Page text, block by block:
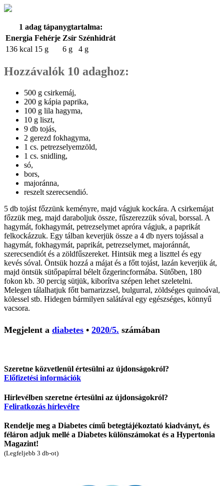
1 adag tápanygtartalma:
Energia Fehérje Zsír Szénhidrát
136 kcal 15 g 6 g 4 g
Hozzávalók 10 adaghoz:
500 g csirkemáj,
200 g kápia paprika,
100 g lila hagyma,
10 g liszt,
9 db tojás,
2 gerezd fokhagyma,
1 cs. petrezselyemzöld,
1 cs. snidling,
só,
bors,
majoránna,
reszelt szerecsendió.
5 db tojást főzzünk keményre, majd vágjuk kockára. A csirkemájat
főzzük meg, majd daraboljuk össze, fűszerezzük sóval, borssal. A
hagymát, fokhagymát, petrezselymet apróra vágjuk, a paprikát
felkockázzuk. Egy tálban keverjük össze a 4 db nyers tojással a
hagymát, fokhagymát, paprikát, petrezselymet, majoránnát,
szerecsendiót és a zöldfűszereket. Hintsük meg a liszttel és egy
kevés sóval. Öntsük hozzá a májat és a főtt tojást, lazán keverjük át,
majd öntsük sütőpapírral bélelt őzgerincformába. Sütőben, 180
fokon kb. 30 percig sütjük, kiborítva szépen lehet szeletelni.
Melegen tálalhatjuk főtt barnarizzsel, bulgurral, zöldséges quinoával,
kölessel stb. Hidegen bármilyen salátával egy egészséges, könnyű
vacsora.
Megjelent a diabetes • 2020/5. számában
Szeretne közvetlenül értesülni az újdonságokról?
Előfizetési információk
Hírlevélben szeretne értesülni az újdonságokról?
Feliratkozás hírlevélre
Rendelje meg a Diabetes című betegtájékoztató kiadványt, és
féláron adjuk mellé a Diabetes különszámokat és a Hypertonia
Magazint!
(Legfeljebb 3 db-ot)